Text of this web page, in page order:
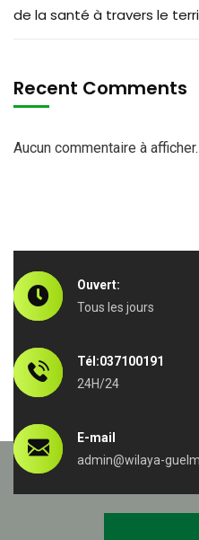
de la santé à travers le
Recent Comments
Aucun commentaire à afficher.
Ouvert:
Tous les jours
Tél:037100191
24H/24
E-mail
admin@wilaya-